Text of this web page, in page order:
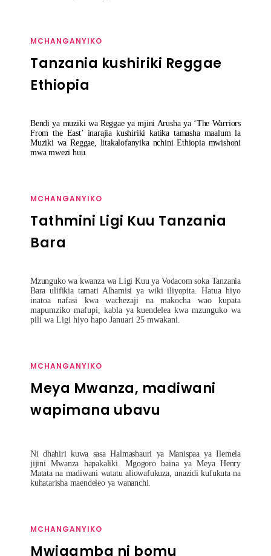
MCHANGANYIKO
Tanzania kushiriki Reggae
Ethiopia
Bendi ya muziki wa Reggae ya mjini Arusha ya ‘The Warriors
From the East’ inarajia kushiriki katika tamasha maalum la
Muziki wa Reggae, litakalofanyika nchini Ethiopia mwishoni
mwa mwezi huu.
MCHANGANYIKO
Tathmini Ligi Kuu Tanzania
Bara
Mzunguko wa kwanza wa Ligi Kuu ya Vodacom soka Tanzania
Bara ulifikia tamati Alhamisi ya wiki iliyopita. Hatua hiyo
inatoa nafasi kwa wachezaji na makocha wao kupata
mapumziko mafupi, kabla ya kuendelea kwa mzunguko wa
pili wa Ligi hiyo hapo Januari 25 mwakani.
MCHANGANYIKO
Meya Mwanza, madiwani
wapimana ubavu
Ni dhahiri kuwa sasa Halmashauri ya Manispaa ya Ilemela
jijini Mwanza hapakaliki. Mgogoro baina ya Meya Henry
Matata na madiwani watatu aliowafukuza, unazidi kufukuta na
kuhatarisha maendeleo ya wananchi.
MCHANGANYIKO
Mwigamba ni bomu